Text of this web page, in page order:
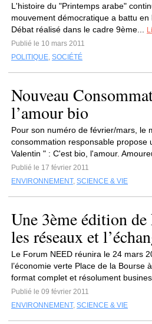
L'histoire du "Printemps arabe"
mouvement démocratique a battu en
Débat réalisé dans le cadre 9ème...
Publié le 10 mars 2011
POLITIQUE, SOCIÉTÉ
Nouveau
l’amour bio
Pour son numéro de février/mars, le
consommation responsable propose
Valentin " : C'est bio, l'amour.
Publié le 17 février 2011
ENVIRONNEMENT, SCIENCE & VIE
Une 3ème édition
les réseaux et
Le Forum NEED réunira le 24 mars
l’économie verte Place de la Bourse
format complet et résolument
Publié le 09 février 2011
ENVIRONNEMENT, SCIENCE & VIE